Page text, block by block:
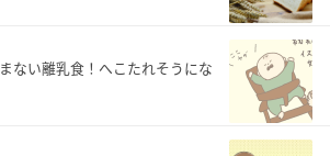
ない離乳食！へこたれそうにな